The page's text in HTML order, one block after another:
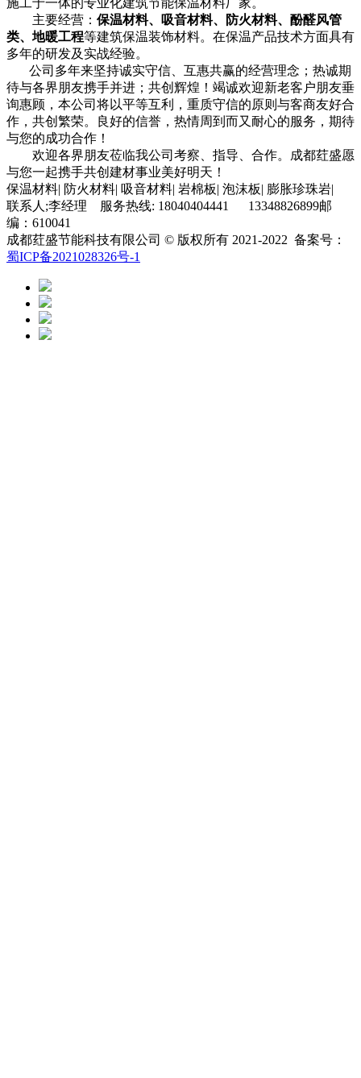
施工于一体的专业化建筑节能保温材料厂家。
主要经营： 保温材料、吸音材料、防火材料、酚醛风管
类、地暖工程等建筑保温装饰材料。在保温产品技术方面具有
多年的研发及实战经验。
公司多年来坚持诚实守信、互惠共赢的经营理念；热诚期
待与各界朋友携手并进；共创辉煌！竭诚欢迎新老客户朋友垂
询惠顾，本公司将以平等互利，重质守信的原则与客商友好合
作，共创繁荣。
良好的信誉，热情周到而又耐心的服务，期待
与您的成功合作！
欢迎各界朋友莅临我公司考察、指导、合作。
成都荭盛愿
与您一起携手共创建材事业美好明天！
保温材料| 防火材料| 吸音材料| 岩棉板| 泡沫板| 膨胀珍珠岩|
联系人;李经理 服务热线: 18040404441 13348826899邮
编：610041
成都荭盛节能科技有限公司 © 版权所有 2021-2022 备案号：
蜀ICP备2021028326号-1